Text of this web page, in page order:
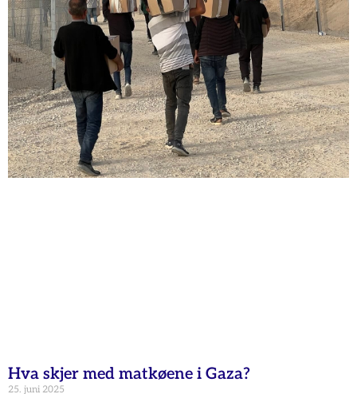
Hva skjer med matkøene i Gaza?
25. juni 2025